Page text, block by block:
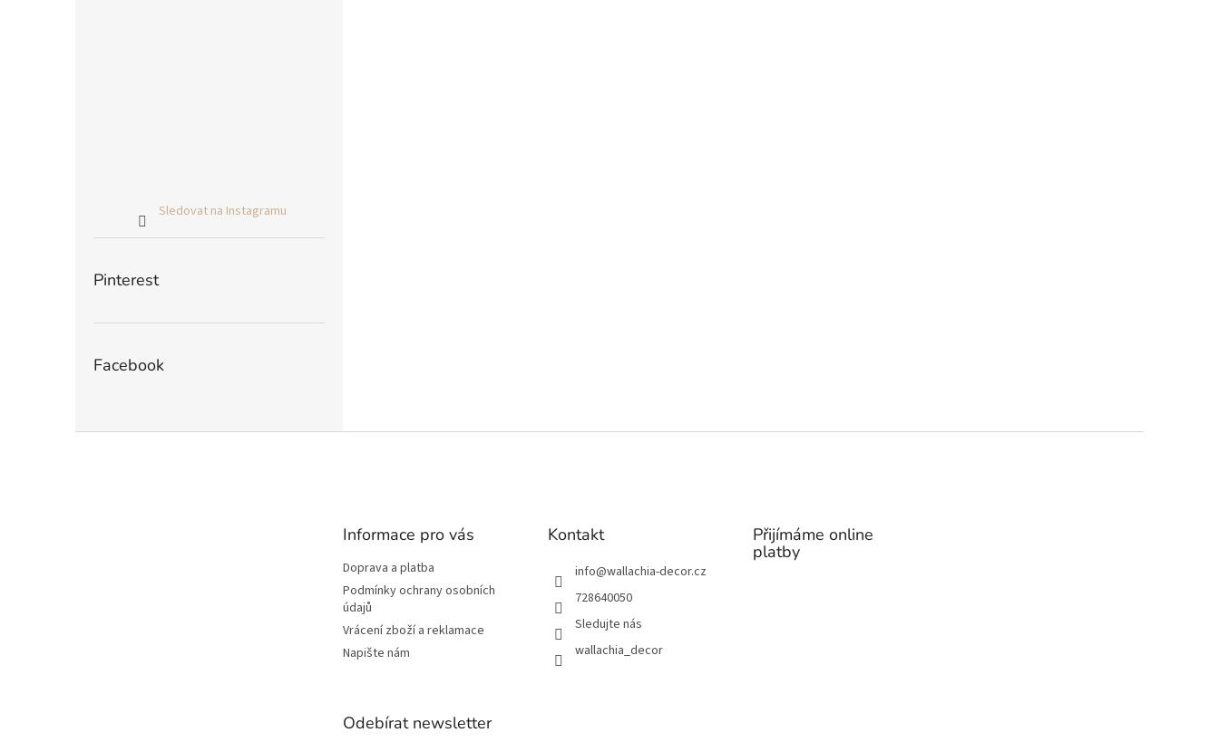
Sledovat na Instagramu
Pinterest
Facebook
Informace pro vás
Doprava a platba
Podmínky ochrany osobních
údajů
Vrácení zboží a reklamace
Napište nám
Kontakt
info@wallachia-decor.cz
728640050
Sledujte nás
wallachia_decor
Přijímáme online
platby
Odebírat newsletter